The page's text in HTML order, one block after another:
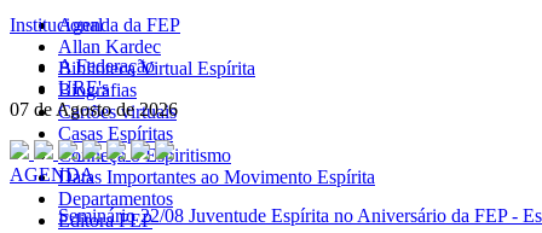
Agenda da FEP
Allan Kardec
Biblioteca Virtual Espírita
Biografias
Cartões virtuais
Casas Espíritas
Conheça o Espiritismo
Datas Importantes ao Movimento Espírita
Departamentos
Editora FEP
Institucional
A Federação
URE's
07 de Agosto de 2026
AGENDA
Seminário 22/08 Juventude Espírita no Aniversário da FEP -